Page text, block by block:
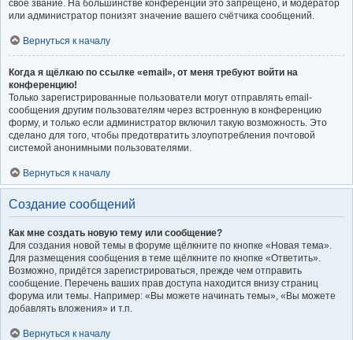
своё звание. На большинстве конференций это запрещено, и модератор
или администратор понизят значение вашего счётчика сообщений.
Вернуться к началу
Когда я щёлкаю по ссылке «email», от меня требуют войти на
конференцию!
Только зарегистрированные пользователи могут отправлять email-
сообщения другим пользователям через встроенную в конференцию
форму, и только если администратор включил такую возможность. Это
сделано для того, чтобы предотвратить злоупотребления почтовой
системой анонимными пользователями.
Вернуться к началу
Создание сообщений
Как мне создать новую тему или сообщение?
Для создания новой темы в форуме щёлкните по кнопке «Новая тема».
Для размещения сообщения в теме щёлкните по кнопке «Ответить».
Возможно, придётся зарегистрироваться, прежде чем отправить
сообщение. Перечень ваших прав доступа находится внизу страниц
форума или темы. Например: «Вы можете начинать темы», «Вы можете
добавлять вложения» и т.п.
Вернуться к началу